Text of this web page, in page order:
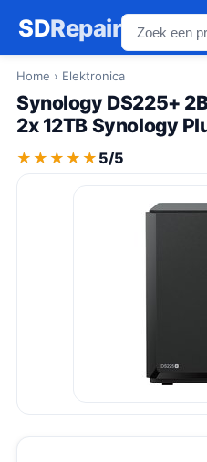
SDRepair
Home › Elektronica
Synology DS225+
2x 12TB Synology
★★★★★
★★★★★ 5/5